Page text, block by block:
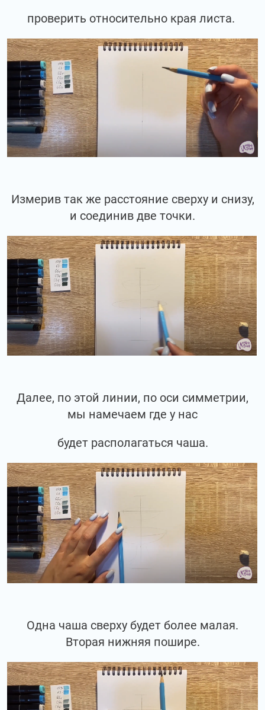
проверить относительно края листа.
Измерив так же расстояние сверху и снизу,
и соединив две точки.
Далее, по этой линии, по оси симметрии,
мы намечаем где у нас
будет располагаться чаша.
Одна чаша сверху будет более малая.
Вторая нижняя пошире.